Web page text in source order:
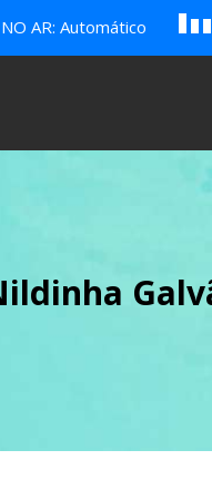
NO AR: Automático A
B c